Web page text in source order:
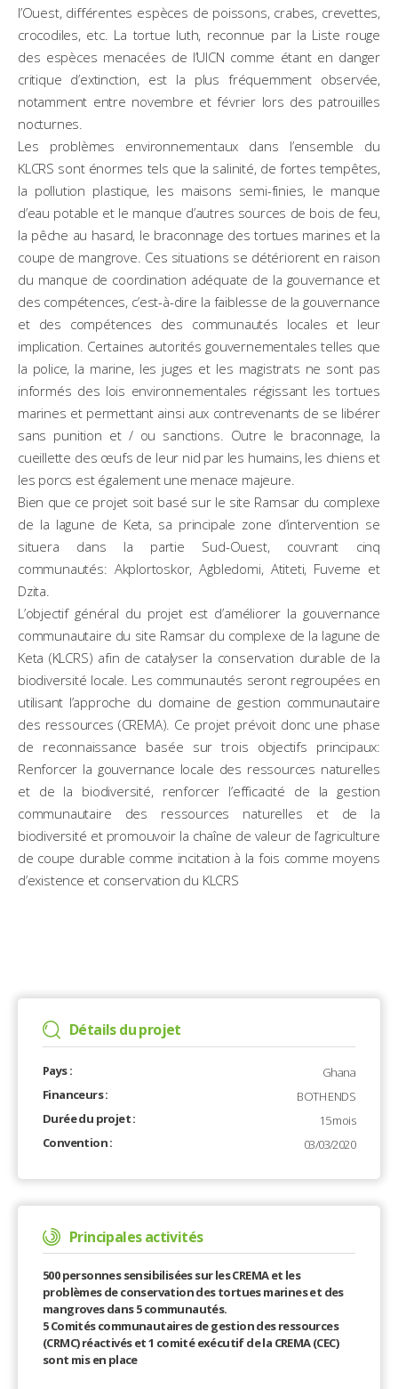
l’Ouest, différentes espèces de poissons, crabes, crevettes,
crocodiles, etc. La tortue luth, reconnue par la Liste rouge
des espèces menacées de l’UICN comme étant en danger
critique d’extinction, est la plus fréquemment observée,
notamment entre novembre et février lors des patrouilles
nocturnes.
Les problèmes environnementaux dans l’ensemble du
KLCRS sont énormes tels que la salinité, de fortes tempêtes,
la pollution plastique, les maisons semi-finies, le manque
d’eau potable et le manque d’autres sources de bois de feu,
la pêche au hasard, le braconnage des tortues marines et la
coupe de mangrove. Ces situations se détériorent en raison
du manque de coordination adéquate de la gouvernance et
des compétences, c’est-à-dire la faiblesse de la gouvernance
et des compétences des communautés locales et leur
implication. Certaines autorités gouvernementales telles que
la police, la marine, les juges et les magistrats ne sont pas
informés des lois environnementales régissant les tortues
marines et permettant ainsi aux contrevenants de se libérer
sans punition et / ou sanctions. Outre le braconnage, la
cueillette des œufs de leur nid par les humains, les chiens et
les porcs est également une menace majeure.
Bien que ce projet soit basé sur le site Ramsar du complexe
de la lagune de Keta, sa principale zone d’intervention se
situera dans la partie Sud-Ouest, couvrant cinq
communautés: Akplortoskor, Agbledomi, Atiteti, Fuveme et
Dzita.
L’objectif général du projet est d’améliorer la gouvernance
communautaire du site Ramsar du complexe de la lagune de
Keta (KLCRS) afin de catalyser la conservation durable de la
biodiversité locale. Les communautés seront regroupées en
utilisant l’approche du domaine de gestion communautaire
des ressources (CREMA). Ce projet prévoit donc une phase
de reconnaissance basée sur trois objectifs principaux:
Renforcer la gouvernance locale des ressources naturelles
et de la biodiversité, renforcer l’efficacité de la gestion
communautaire des ressources naturelles et de la
biodiversité et promouvoir la chaîne de valeur de l’agriculture
de coupe durable comme incitation à la fois comme moyens
d’existence et conservation du KLCRS
Détails du projet
Pays :
Ghana
Financeurs :
BOTH ENDS
Durée du projet :
15 mois
Convention :
03/03/2020
Principales activités
500 personnes sensibilisées sur les CREMA et les
problèmes de conservation des tortues marines et des
mangroves dans 5 communautés.
5 Comités communautaires de gestion des ressources
(CRMC) réactivés et 1 comité exécutif de la CREMA (CEC)
sont mis en place